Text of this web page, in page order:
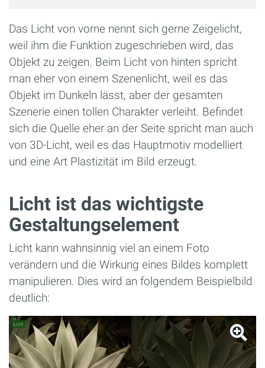
Das Licht von vorne nennt sich gerne Zeigelicht,
weil ihm die Funktion zugeschrieben wird, das
Objekt zu zeigen. Beim Licht von hinten spricht
man eher von einem Szenenlicht, weil es das
Objekt im Dunkeln lässt, aber der gesamten
Szenerie einen tollen Charakter verleiht. Befindet
sich die Quelle eher an der Seite spricht man auch
von 3D-Licht, weil es das Hauptmotiv modelliert
und eine Art Plastizität im Bild erzeugt.
Licht ist das wichtigste
Gestaltungselement
Licht kann wahnsinnig viel an einem Foto
verändern und die Wirkung eines Bildes komplett
manipulieren. Dies wird an folgendem Beispielbild
deutlich: